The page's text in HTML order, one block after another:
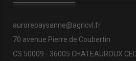
aurorepaysanne@agricvl.fr
70 avenue Pierre de Coubertin
CS 50009 - 36005 CHATEAUROUX